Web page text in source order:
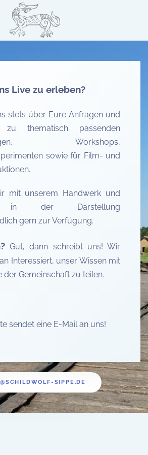
Live zu erleben?
stets über Eure Anfragen und
zu thematisch passenden
Workshops,
sowie für Film- und
mit unserem Handwerk und
in der Darstellung
gern zur Verfügung.
Gut, dann schreibt uns! Wir
Interessiert, unser Wissen mit
der Gemeinschaft zu teilen.
sendet eine E-Mail an uns!
SIPPE.DE